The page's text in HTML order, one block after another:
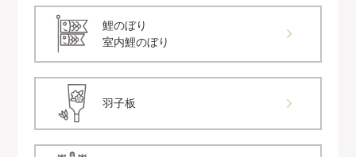
鯉のぼり
室内鯉のぼり
羽子板